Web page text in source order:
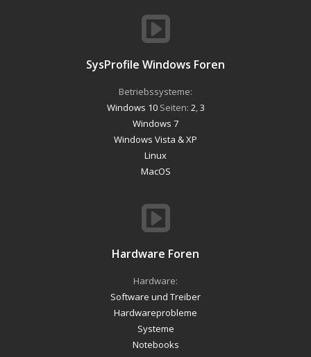
SysProfile Windows Foren
Betriebssysteme:
Windows 10Seiten: 2,3
Windows 7
Windows Vista & XP
Linux
MacOS
Hardware Foren
Hardware:
Software und Treiber
Hardwareprobleme
Systeme
Notebooks